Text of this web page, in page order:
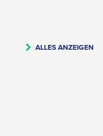
ALLES ANZEIGEN